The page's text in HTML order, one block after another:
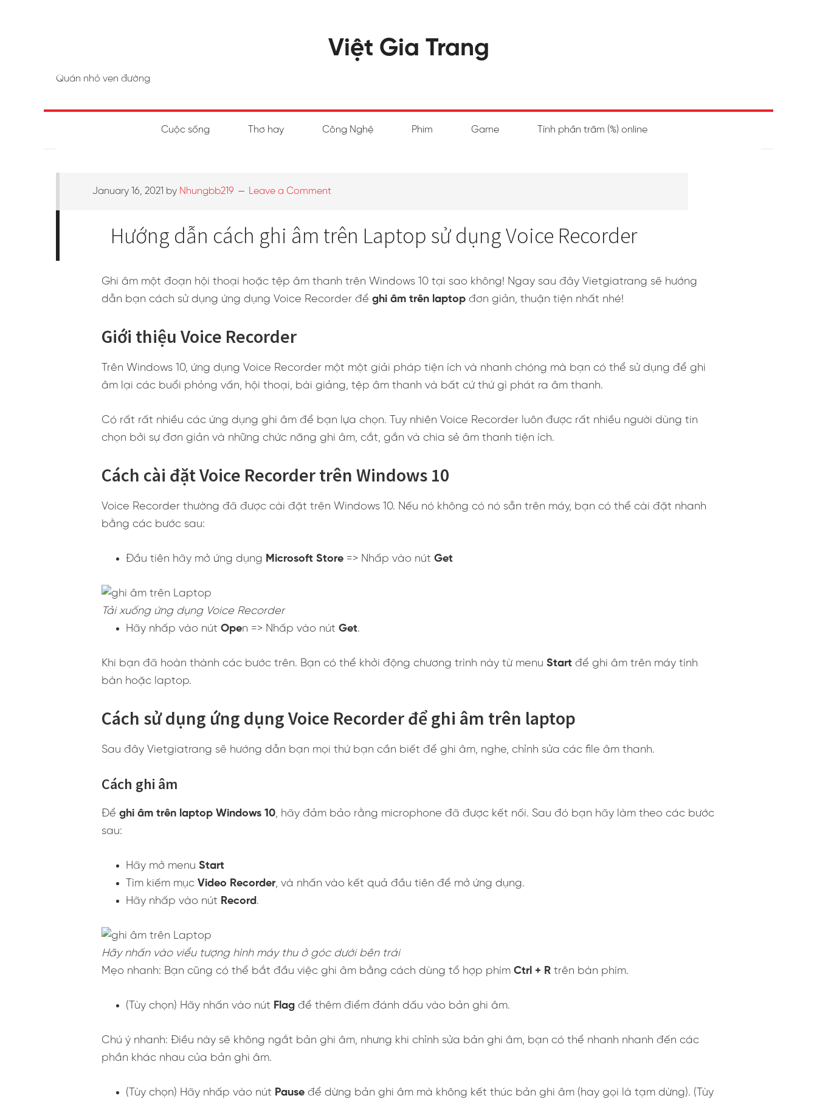
Việt Gia Trang
Quán nhỏ ven đường
Cuộc sống Thơ hay Công Nghệ Phim Game Tính phần trăm (%) online
January 16, 2021 by Nhungbb219 Leave a Comment
Hướng dẫn cách ghi âm trên Laptop sử dụng Voice Recorder
Ghi âm một đoạn hội thoại hoặc tệp âm thanh trên Windows 10 tại sao không! Ngay sau đây Vietgiatrang sẽ hướng
dẫn bạn cách sử dụng ứng dụng Voice Recorder để ghi âm trên laptop đơn giản, thuận tiện nhất nhé!
Giới thiệu Voice Recorder
Trên Windows 10, ứng dụng Voice Recorder một một giải pháp tiện ích và nhanh chóng mà bạn có thể sử dụng để ghi
âm lại các buổi phỏng vấn, hội thoại, bài giảng, tệp âm thanh và bất cứ thứ gì phát ra âm thanh.
Có rất rất nhiều các ứng dụng ghi âm để bạn lựa chọn. Tuy nhiên Voice Recorder luôn được rất nhiều người dùng tin
chọn bởi sự đơn giản và những chức năng ghi âm, cắt, gắn và chia sẻ âm thanh tiện ích.
Cách cài đặt Voice Recorder trên Windows 10
Voice Recorder thường đã được cài đặt trên Windows 10. Nếu nó không có nó sẵn trên máy, bạn có thể cài đặt nhanh
bằng các bước sau:
Đầu tiên hãy mở ứng dụng Microsoft Store => Nhấp vào nút Get
Tải xuống ứng dụng Voice Recorder
Hãy nhấp vào nút Open => Nhấp vào nút Get.
Khi bạn đã hoàn thành các bước trên. Bạn có thể khởi động chương trình này từ menu Start để ghi âm trên máy tính
bàn hoặc laptop.
Cách sử dụng ứng dụng Voice Recorder để ghi âm trên laptop
Sau đây Vietgiatrang sẽ hướng dẫn bạn mọi thứ bạn cần biết để ghi âm, nghe, chỉnh sửa các file âm thanh.
Cách ghi âm
Để ghi âm trên laptop Windows 10, hãy đảm bảo rằng microphone đã được kết nối. Sau đó bạn hãy làm theo các bước
sau:
Hãy mở menu Start
Tìm kiếm mục Video Recorder, và nhấn vào kết quả đầu tiên để mở ứng dụng.
Hãy nhấp vào nút Record.
Hãy nhấn vào viểu tượng hình máy thu ở góc dưới bên trái
Mẹo nhanh: Bạn cũng có thể bắt đầu việc ghi âm bằng cách dùng tổ hợp phím Ctrl + R trên bàn phím.
(Tùy chọn) Hãy nhấn vào nút Flag để thêm điểm đánh dấu vào bản ghi âm.
Chú ý nhanh: Điều này sẽ không ngắt bản ghi âm, nhưng khi chỉnh sửa bản ghi âm, bạn có thể nhanh nhanh đến các
phần khác nhau của bản ghi âm.
(Tùy chọn) Hãy nhấp vào nút Pause để dừng bản ghi âm mà không kết thúc bản ghi âm (hay gọi là tạm dừng). (Tùy